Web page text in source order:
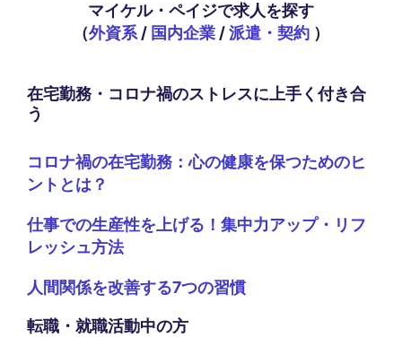
マイケル・ペイジで求人を探す
（外資系 / 国内企業 /派遣・契約 ）
在宅勤務・コロナ禍のストレスに上手く付き合
う
コロナ禍の在宅勤務：心の健康を保つためのヒ
ントとは？
仕事での生産性を上げる！集中力アップ・リフ
レッシュ方法
人間関係を改善する7つの習慣
転職・就職活動中の方